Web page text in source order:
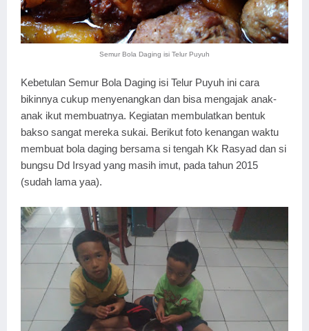
Semur Bola Daging isi Telur Puyuh
Kebetulan Semur Bola Daging isi Telur Puyuh ini cara
bikinnya cukup menyenangkan dan bisa mengajak anak-
anak ikut membuatnya. Kegiatan membulatkan bentuk
bakso sangat mereka sukai. Berikut foto kenangan waktu
membuat bola daging bersama si tengah Kk Rasyad dan si
bungsu Dd Irsyad yang masih imut, pada tahun 2015
(sudah lama yaa).